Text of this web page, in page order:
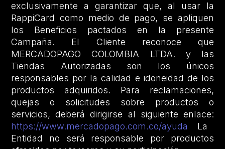
exclusivamente a garantizar que, al usar la
RappiCard como medio de pago, se apliquen
los Beneficios pactados en la presente
Campaña. El Cliente reconoce que
MERCADOPAGO COLOMBIA LTDA. y las
Tiendas Autorizadas son los únicos
responsables por la calidad e idoneidad de los
productos adquiridos. Para reclamaciones,
quejas o solicitudes sobre productos o
servicios, deberá dirigirse al siguiente enlace:
https://www.mercadopago.com.co/ayuda
La
Entidad no será responsable por productos